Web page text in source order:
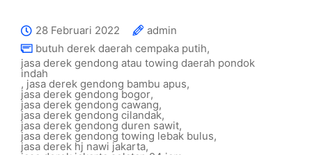
28 Februari 2022
admin
butuh derek daerah cempaka putih,
jasa derek gendong atau towing daerah pondok
indah
, jasa derek gendong bambu apus,
jasa derek gendong bogor,
jasa derek gendong cawang,
jasa derek gendong cilandak,
jasa derek gendong duren sawit,
jasa derek gendong towing lebak bulus,
jasa derek hj nawi jakarta,